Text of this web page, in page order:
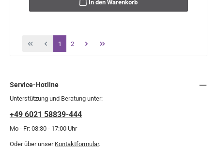
In den Warenkorb
Seite
1 Seite
2
Service-Hotline
Unterstützung und Beratung unter:
+49 6021 58839-444
Mo - Fr: 08:30 - 17:00 Uhr
Oder über unser Kontaktformular.